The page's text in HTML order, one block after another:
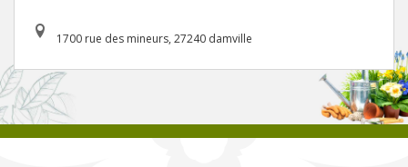
1700 rue des mineurs, 27240 damville